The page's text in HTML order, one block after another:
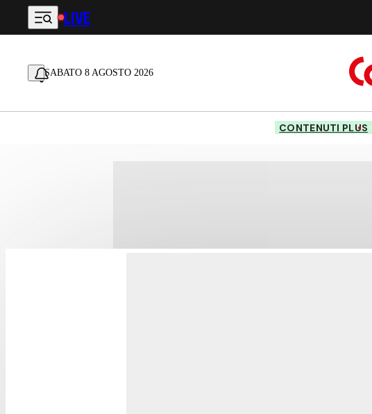
Vai al contenuto principale
LIVE
SABATO 8 AGOSTO 2026
CONTENUTI PLUS